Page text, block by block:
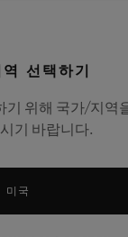
독보적인 기술력
다. 매혹적이고
리미티드 에디션
없이 펼쳐진 여
니다.
선택하기
기 위해 국가/지역
기 바랍니다.
미국